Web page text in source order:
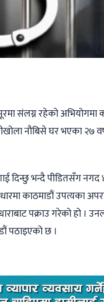
संलग्न रहेको अभियोगमा
नौबिसे घर भएका २७
दिन्छु भन्दै पीडितसँग
काठमाडौं उपत्यका
पक्राउ गरेको हो ।
पठाइएको छ ।